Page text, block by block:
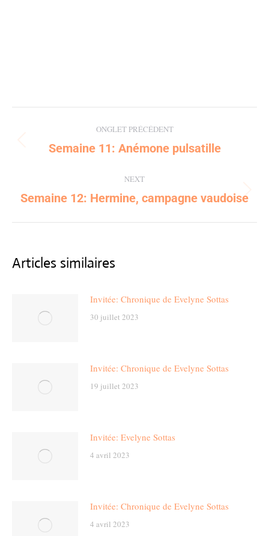
navigation
ONGLET PRÉCÉDENT
Previous
Semaine 11: Anémone pulsatille
NEXT
Next
Semaine 12: Hermine, campagne vaudoise
Articles similaires
Invitée: Chronique de Evelyne Sottas
30 juillet 2023
Invitée: Chronique de Evelyne Sottas
19 juillet 2023
Invitée: Evelyne Sottas
4 avril 2023
Invitée: Chronique de Evelyne Sottas
4 avril 2023